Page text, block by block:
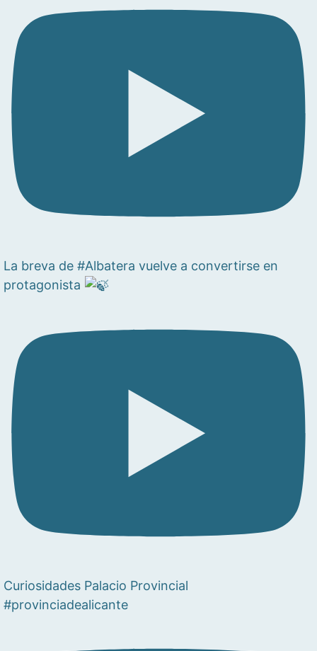
La breva de #Albatera vuelve a convertirse en
protagonista
Curiosidades Palacio Provincial
#provinciadealicante